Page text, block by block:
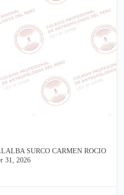
SURCO CARMEN ROCIO
31, 2026